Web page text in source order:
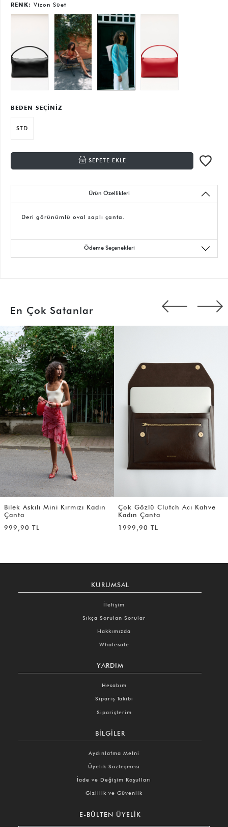
RENK: Vizon Süet
BEDEN SEÇİNİZ
STD
SEPETE EKLE
Ürün Özellikleri
Deri görünümlü oval saplı çanta.
Ödeme Seçenekleri
En Çok Satanlar
Bilek Askılı Mini Kırmızı Kadın
Çanta
999,90 TL
Çok Gözlü Clutch Acı Kahve
Kadın Çanta
1999,90 TL
KURUMSAL
İletişim
Sıkça Sorulan Sorular
Hakkımızda
Wholesale
YARDIM
Hesabım
Sipariş Takibi
Siparişlerim
BILGILER
Aydınlatma Metni
Üyelik Sözleşmesi
İade ve Değişim Koşulları
Gizlilik ve Güvenlik
E-BÜLTEN ÜYELIK